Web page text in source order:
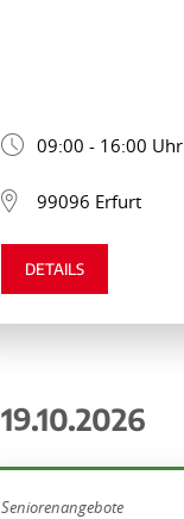
09:00 - 16:00 Uhr
99096 Erfurt
DETAILS
19.10.2026
Seniorenangebote